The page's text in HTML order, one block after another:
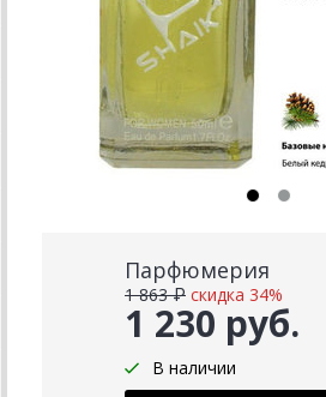
Парфюмерия
1 230 руб.
1 863 ₽ скидка 34%
В наличии